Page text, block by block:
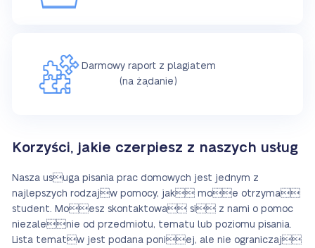
Darmowy raport z plagiatem
(na żądanie)
Korzyści, jakie czerpiesz z naszych usług
Nasza usuga pisania prac domowych jest jednym z
najlepszych rodzajw pomocy, jak moe otrzyma
student. Moesz skontaktowa si z nami o pomoc
niezalenie od przedmiotu, tematu lub poziomu pisania.
Lista tematw jest podana poniej, ale nie ograniczaj